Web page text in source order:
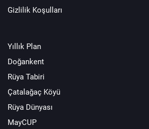
Gizlilik Koşulları
Yıllık Plan
Doğankent
Rüya Tabiri
Çatalağaç Köyü
Rüya Dünyası
MayCUP